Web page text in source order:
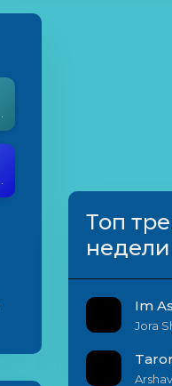
Топ
недели
Im
Jora